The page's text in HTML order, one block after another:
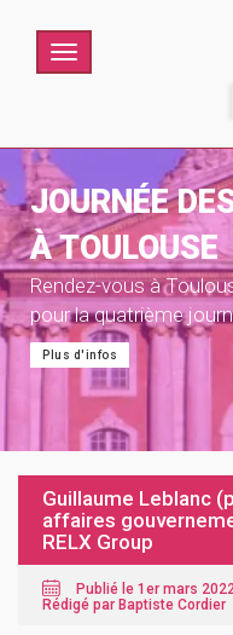
Menu
JOURNÉE
À TOULOUSE
Rendez-vous à
pour la quatrième
Plus d'infos
Guillaume Leblanc
affaires
RELX Group
Publié le 1er mars
Rédigé par Baptiste Cordier